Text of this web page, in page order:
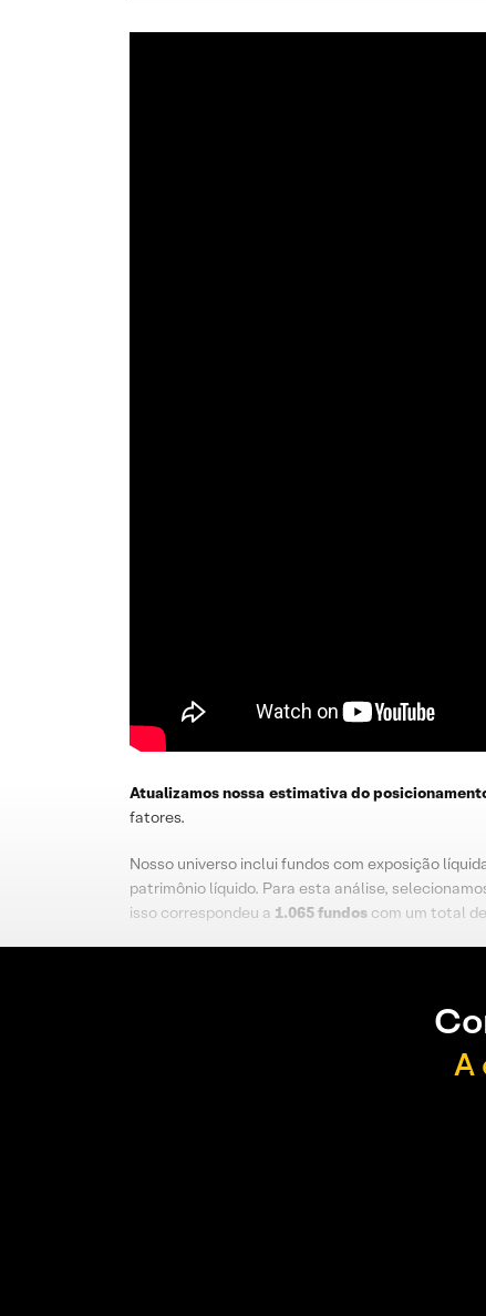
Atualizamos nossa estimativa do
fatores.
Nosso universo inclui fundos com exposição
patrimônio líquido. Para esta análise,
isso correspondeu a 1.065 fundos com um total
A